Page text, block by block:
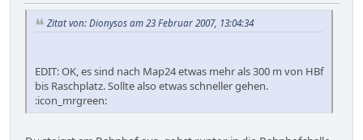
Zitat von: Dionysos am 23 Februar 2007, 13:04:34
EDIT: OK, es sind nach Map24 etwas mehr als 300 m von HBf
bis Raschplatz. Sollte also etwas schneller gehen.
:icon_mrgreen: